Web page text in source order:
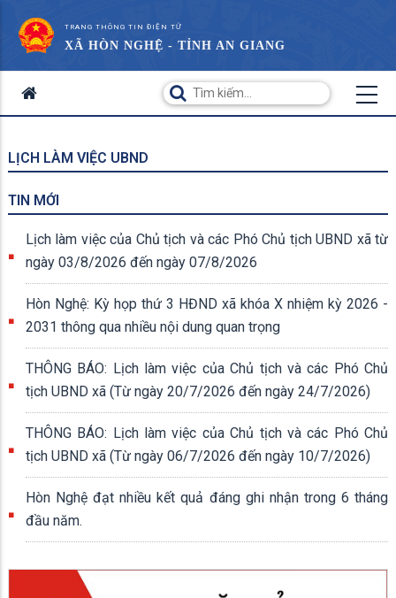
TRANG THÔNG TIN ĐIỆN TỬ
XÃ HÒN NGHỆ - TỈNH AN GIANG
LỊCH LÀM VIỆC UBND
TIN MỚI
Lịch làm việc của Chủ tịch và các Phó Chủ tịch UBND xã từ
ngày 03/8/2026 đến ngày 07/8/2026
Hòn Nghệ: Kỳ họp thứ 3 HĐND xã khóa X nhiệm kỳ 2026 -
2031 thông qua nhiều nội dung quan trọng
THÔNG BÁO: Lịch làm việc của Chủ tịch và các Phó Chủ
tịch UBND xã (Từ ngày 20/7/2026 đến ngày 24/7/2026)
THÔNG BÁO: Lịch làm việc của Chủ tịch và các Phó Chủ
tịch UBND xã (Từ ngày 06/7/2026 đến ngày 10/7/2026)
Hòn Nghệ đạt nhiều kết quả đáng ghi nhận trong 6 tháng
đầu năm.